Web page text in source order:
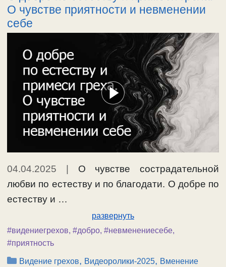
О чувстве приятности и невменении
себе
04.04.2025
О чувстве сострадательной
любви по естеству и по благодати. О добре по
естеству и …
развернуть
#видениегрехов, #добро, #невменениесебе,
#приятность
Рубрики
Видение грехов, Видеоролики-2025, Вменение